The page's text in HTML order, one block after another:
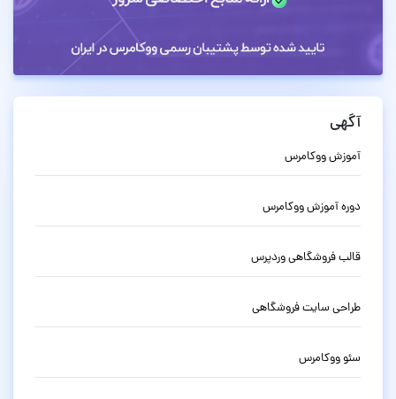
آگهی
آموزش ووکامرس
دوره آموزش ووکامرس
قالب فروشگاهی وردپرس
طراحی سایت فروشگاهی
سئو ووکامرس